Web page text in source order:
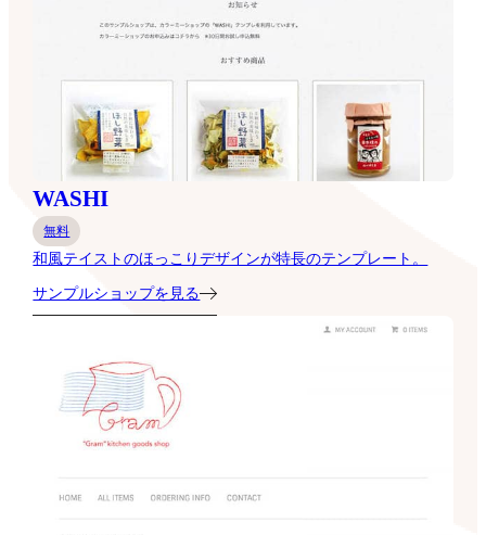
WASHI
無料
和風テイストのほっこりデザインが特長のテンプレート。
サンプルショップを見る